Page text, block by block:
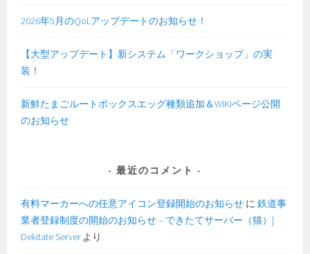
2026年5月のQoLアップデートのお知らせ！
【大型アップデート】新システム「ワークショップ」の実
装！
新鮮たまごルートボックスエッグ種類追加＆WIKIページ公開
のお知らせ
最近のコメント
有料マーカーへの任意アイコン登録開始のお知らせ に鉄道事
業者登録制度の開始のお知らせ – できたてサーバー（猫）|
Dekitate Serverより